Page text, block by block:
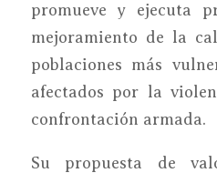
promueve y ejecuta
mejoramiento de la
poblaciones más
afectados por la
confrontación armada.
Su propuesta de